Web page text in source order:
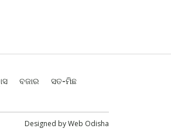
ବଜାର
ସତ-ମିଛ
Designed byWeb Odisha